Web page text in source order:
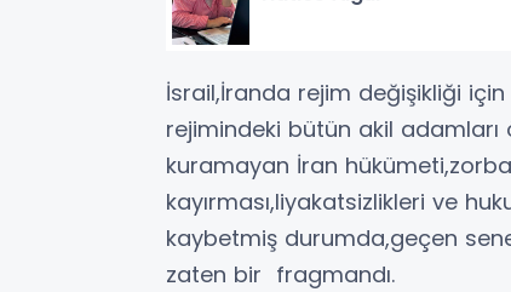
İsrail,İranda rejim değişikliği için
rejimindeki bütün akil adamları
kuramayan İran
kayırması,liyakatsizlikleri ve
kaybetmiş durumda,geçen
zaten bir fragmandı.